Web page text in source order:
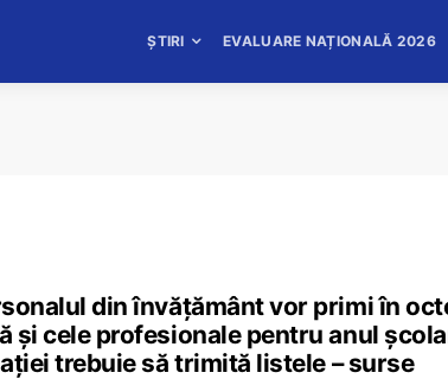
ȘTIRI EVALUARE NAȚIONALĂ 2026
din învățământ vor primi în
și cele profesionale pentru anul
trebuie să trimită listele – surse